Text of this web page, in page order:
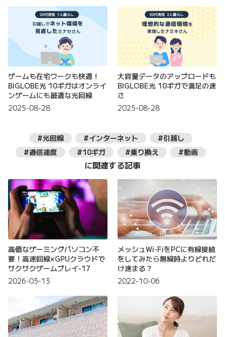
ゲームも在宅ワークも快適！
BIGLOBE光 10ギガはオンライ
ンゲームにも最適な光回線
2025-08-28
大容量データのアップロードも
BIGLOBE光 10ギガで満足の速
さ
2025-08-28
#光回線 #インターネット
#引越し
#通信速度
#10ギガ #乗り換え #動画
に関連する記事
高価なゲーミングパソコン不
要！高速回線×GPUクラウドで
サクサクゲームプレイ-17
2026-03-13
メッシュWi-FiをPCに有線接続
をしてみたら無線時よりどれだ
け速まる？
2022-10-06